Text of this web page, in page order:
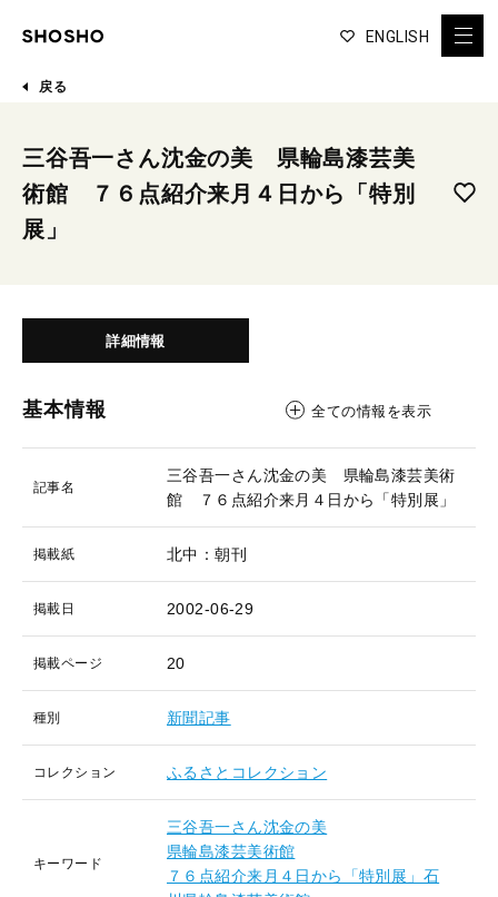
ENGLISH
戻る
三谷吾一さん沈金の美 県輪島漆芸美
術館 ７６点紹介来月４日から「特別
展」
詳細情報
基本情報 全ての情報を表示
記事名
三谷吾一さん沈金の美 県輪島漆芸美術
館 ７６点紹介来月４日から「特別展」
掲載紙 北中：朝刊
掲載日 2002-06-29
掲載ページ 20
種別 新聞記事
コレクション ふるさとコレクション
キーワード
三谷吾一さん沈金の美
県輪島漆芸美術館
７６点紹介来月４日から「特別展」石